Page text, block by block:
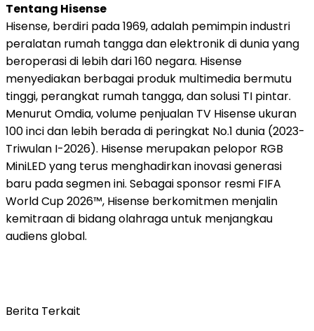
Tentang Hisense
Hisense, berdiri pada 1969, adalah pemimpin industri
peralatan rumah tangga dan elektronik di dunia yang
beroperasi di lebih dari 160 negara. Hisense
menyediakan berbagai produk multimedia bermutu
tinggi, perangkat rumah tangga, dan solusi TI pintar.
Menurut Omdia, volume penjualan TV Hisense ukuran
100 inci dan lebih berada di peringkat No.1 dunia (2023-
Triwulan I-2026). Hisense merupakan pelopor RGB
MiniLED yang terus menghadirkan inovasi generasi
baru pada segmen ini. Sebagai sponsor resmi FIFA
World Cup 2026™, Hisense berkomitmen menjalin
kemitraan di bidang olahraga untuk menjangkau
audiens global.
Berita Terkait